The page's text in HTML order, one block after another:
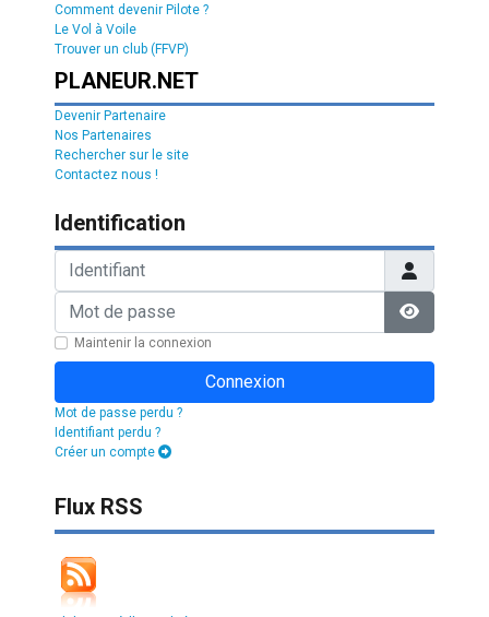
Comment devenir Pilote ?
Le Vol à Voile
Trouver un club (FFVP)
PLANEUR.NET
Devenir Partenaire
Nos Partenaires
Rechercher sur le site
Contactez nous !
Identification
Afficher
Maintenir la connexion
Connexion
Mot de passe perdu ?
Identifiant perdu ?
Créer un compte
Flux RSS